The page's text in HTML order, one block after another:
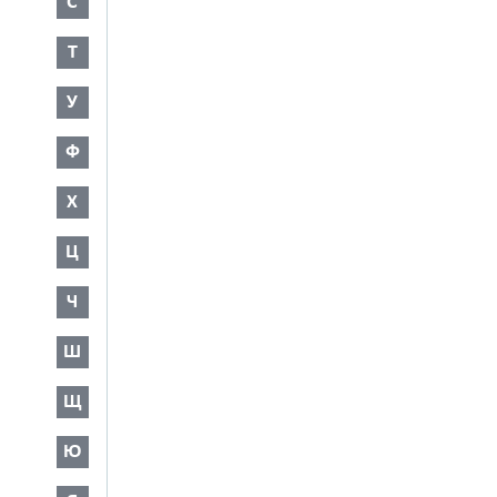
Т
У
Ф
Х
Ц
Ч
Ш
Щ
Ю